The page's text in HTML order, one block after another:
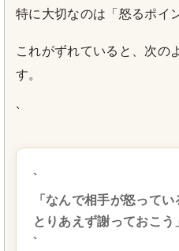
特に大切なのは「怒るポイ
これがずれていると、次の
す。
`
`
「なんで相手が怒って
とりあえず謝っておこう
`